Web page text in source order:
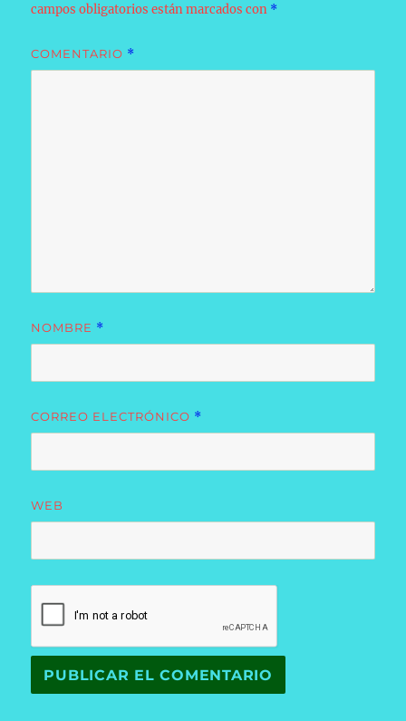
campos obligatorios están marcados con *
COMENTARIO *
NOMBRE *
CORREO ELECTRÓNICO *
WEB